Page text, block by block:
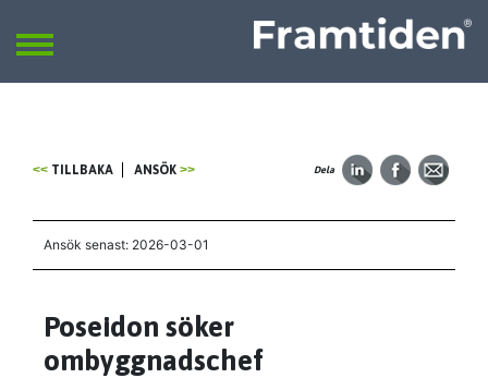
SÖK
TILLBAKA ANSÖK Dela
Ansök senast: 2026-03-01
Poseidon söker
ombyggnadschef